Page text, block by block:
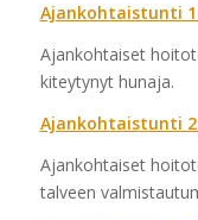
Ajankohtaistunti
Ajankohtaiset
kiteytynyt hunaja.
Ajankohtaistunti
Ajankohtaiset
talveen